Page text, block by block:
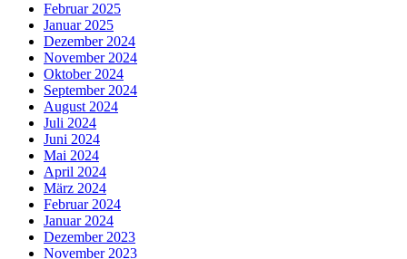
Februar 2025
Januar 2025
Dezember 2024
November 2024
Oktober 2024
September 2024
August 2024
Juli 2024
Juni 2024
Mai 2024
April 2024
März 2024
Februar 2024
Januar 2024
Dezember 2023
November 2023